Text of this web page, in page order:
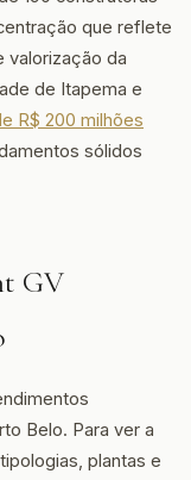
que reflete
valorização da
de Itapema e
R$ 200 milhões
sólidos
GV
Belo. Para ver a
plantas e